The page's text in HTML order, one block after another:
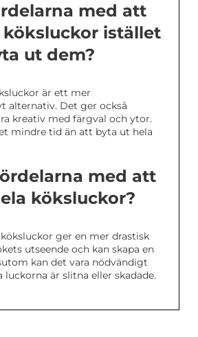
med att
istället
ut dem?
är ett mer
alternativ. Det ger också
kreativ med färgval och ytor.
mindre tid än att byta ut hela
med att
köksluckor?
ger en mer drastisk
utseende och kan skapa en
kan det vara nödvändigt
är slitna eller skadade.